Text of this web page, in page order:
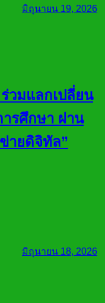
มิถุนายน 19, 2026
วมแลกเปลี่ยน
รศึกษา ผ่าน
ายดิจิทัล”
มิถุนายน 18, 2026